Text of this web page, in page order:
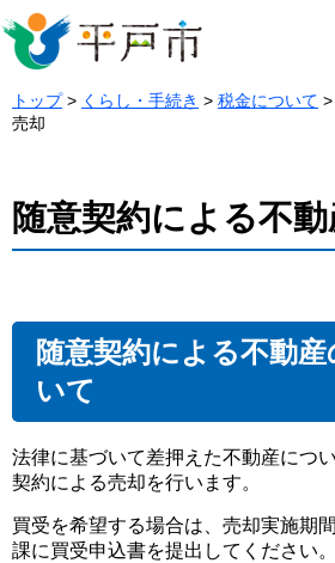
トップ> くらし・手続き > 税金について
売却
随意契約による不
随意契約による不動
いて
法律に基づいて差押えた不動産につ
契約による売却を行います。
買受を希望する場合は、売却実施期
課に買受申込書を提出してください。